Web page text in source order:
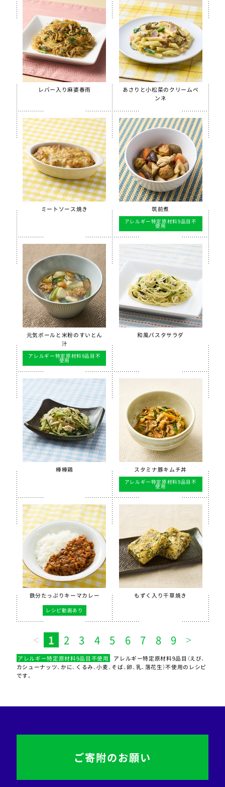
【只今休売中】スクールかにボール
全学栄 枝豆とじゃこの元気ボール
全学栄 野菜ミックスボール
全学栄 ニューミートップ
レバー入り麻婆春雨
あさりと小松菜のクリームペ
ンネ
ミートソース焼き 筑前煮
アレルギー特定原材料9品目不
使用
元気ボールと米粉のすいとん
汁
アレルギー特定原材料9品目不
使用
和風パスタサラダ
棒棒鶏 スタミナ豚キムチ丼
アレルギー特定原材料9品目不
使用
鉄分たっぷりキーマカレー
レシピ動画あり
もずく入り千草焼き
1 2 3 4 5 6 7 8 9
アレルギー特定原材料9品目不使用
アレルギー特定原材料9品目（えび、
カシューナッツ、かに、くるみ、小麦、そば、卵、乳、落花生）不使用のレシピ
です。
ご寄附のお願い